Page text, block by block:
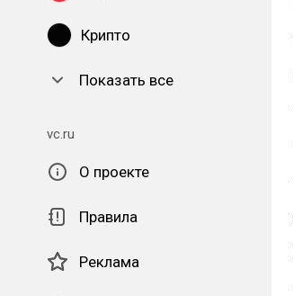
Крипто
Показать все
vc.ru
О проекте
Правила
Реклама